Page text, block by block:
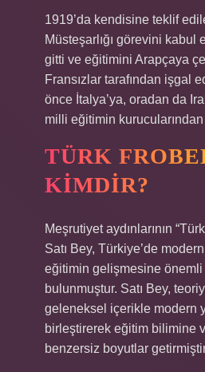
1919’da kendisine teklif
Müsteşarlığı görevini kabul
gitti ve eğitimini Arapçaya
Fransızlar tarafından işgal
önce İtalya’ya, oradan da
milli eğitimin
TÜRK
KIMDIR?
Meşrutiyet aydınlarının
Satı Bey, Türkiye’de
eğitimin gelişmesine önemli
bulunmuştur. Satı Bey,
geleneksel içerikle modern
birleştirerek eğitim bilimine
benzersiz boyutlar